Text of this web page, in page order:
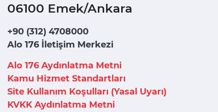
06100 Emek/Ankara
+90 (312) 4708000
Alo 176 İletişim Merkezi
Alo 176 Aydınlatma Metni
Kamu Hizmet Standartları
Site Kullanım Koşulları (Yasal Uyarı)
KVKK Aydınlatma Metni